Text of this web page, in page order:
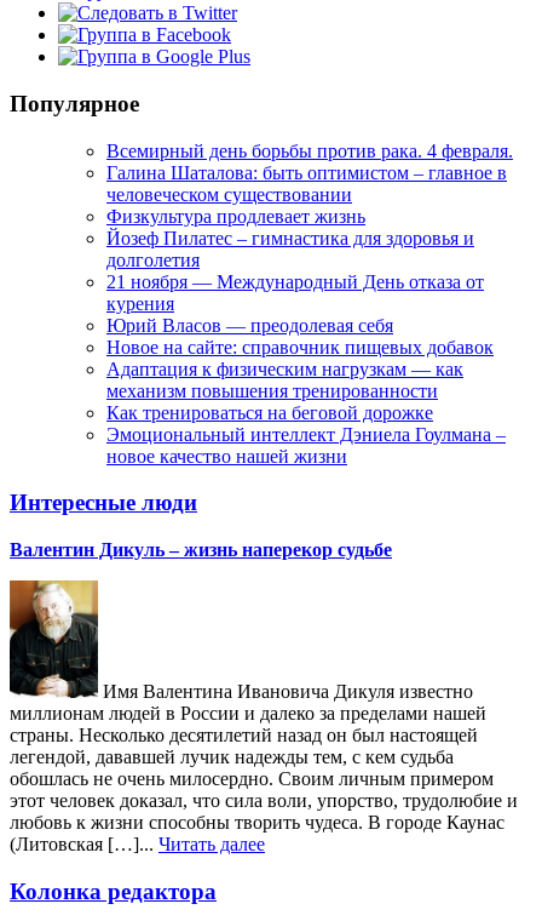
Популярное
Всемирный день борьбы против рака. 4 февраля.
Галина Шаталова: быть оптимистом – главное в
человеческом существовании
Физкультура продлевает жизнь
Йозеф Пилатес – гимнастика для здоровья и
долголетия
21 ноября — Международный День отказа от
курения
Юрий Власов — преодолевая себя
Новое на сайте: справочник пищевых добавок
Адаптация к физическим нагрузкам — как
механизм повышения тренированности
Как тренироваться на беговой дорожке
Эмоциональный интеллект Дэниела Гоулмана –
новое качество нашей жизни
Интересные люди
Валентин Дикуль – жизнь наперекор судьбе
Имя Валентина Ивановича Дикуля известно
миллионам людей в России и далеко за пределами нашей
страны. Несколько десятилетий назад он был настоящей
легендой, дававшей лучик надежды тем, с кем судьба
обошлась не очень милосердно. Своим личным примером
этот человек доказал, что сила воли, упорство, трудолюбие и
любовь к жизни способны творить чудеса. В городе Каунас
(Литовская […]... Читать далее
Колонка редактора